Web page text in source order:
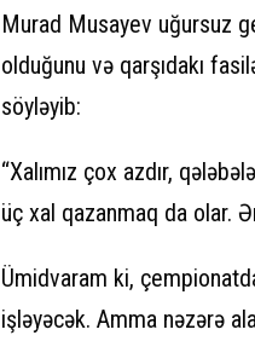
Murad Musayev uğursuz
olduğunu və qarşıdakı
söyləyib:
“Xalımız çox azdır,
üç xal qazanmaq da olar.
Ümidvaram ki,
işləyəcək. Amma nəzərə